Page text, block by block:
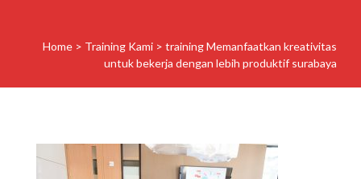
Home > Training Kami > training Memanfaatkan kreativitas
untuk bekerja dengan lebih produktif surabaya